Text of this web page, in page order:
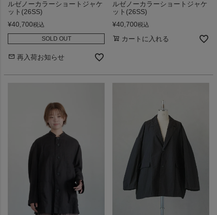
ルゼノーカラーショートジャケ
ット(26SS)
¥40,700税込
SOLD OUT
再入荷お知らせ
ルゼノーカラーショートジャケ
ット(26SS)
¥40,700税込
カートに入れる